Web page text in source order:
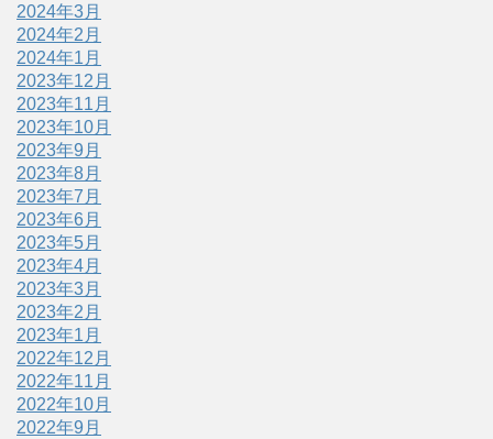
2024年3月
2024年2月
2024年1月
2023年12月
2023年11月
2023年10月
2023年9月
2023年8月
2023年7月
2023年6月
2023年5月
2023年4月
2023年3月
2023年2月
2023年1月
2022年12月
2022年11月
2022年10月
2022年9月